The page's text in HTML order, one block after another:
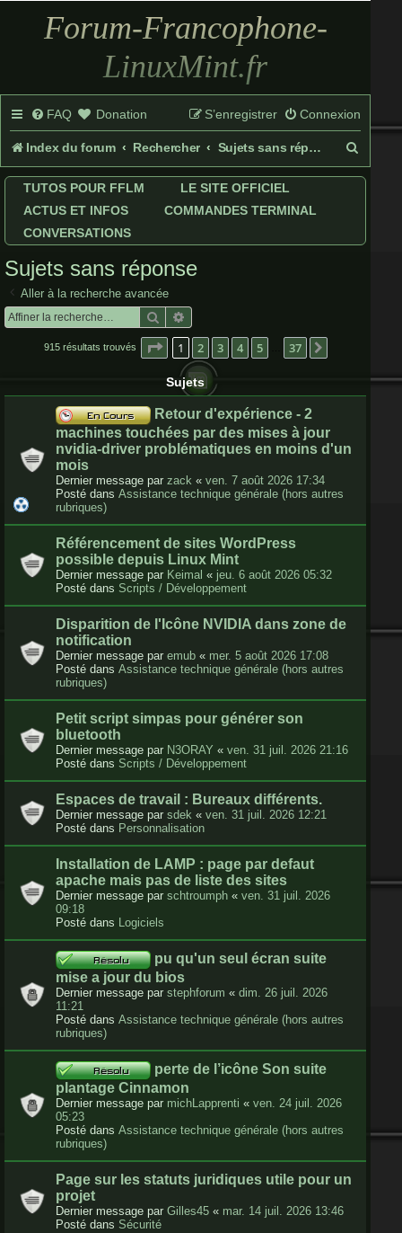
Forum-Francophone-
LinuxMint.fr
FAQ Donation Connexion
S’enregistrer
Index du forum Rechercher Sujets sans réponse
e
r
TUTOS POUR FFLM
LE SITE OFFICIEL
ACTUS ET INFOS
COMMANDES TERMINAL
CONVERSATIONS
Sujets sans réponse
Aller à la recherche avancée
Rechercher
915 résultats trouvés Page 1sur37
1 2 3 4 5 37
Sujets
Retour d'expérience - 2
machines touchées par des mises à jour
nvidia-driver problématiques en moins d'un
mois
Dernier message par zack « ven. 7 août 2026 17:34
Posté dans Assistance technique générale (hors autres
rubriques)
Référencement de sites WordPress
possible depuis Linux Mint
Dernier message par Keimal « jeu. 6 août 2026 05:32
Posté dans Scripts / Développement
Disparition de l'Icône NVIDIA dans zone de
notification
Dernier message par emub « mer. 5 août 2026 17:08
Posté dans Assistance technique générale (hors autres
rubriques)
Petit script simpas pour générer son
bluetooth
Dernier message par N3ORAY « ven. 31 juil. 2026 21:16
Posté dans Scripts / Développement
Espaces de travail : Bureaux différents.
Dernier message par sdek « ven. 31 juil. 2026 12:21
Posté dans Personnalisation
Installation de LAMP : page par defaut
apache mais pas de liste des sites
Dernier message par schtroumph « ven. 31 juil. 2026
09:18
Posté dans Logiciels
pu qu'un seul écran suite
mise a jour du bios
Dernier message par stephforum « dim. 26 juil. 2026
11:21
Posté dans Assistance technique générale (hors autres
rubriques)
perte de l’icône Son suite
plantage Cinnamon
Dernier message par michLapprenti « ven. 24 juil. 2026
05:23
Posté dans Assistance technique générale (hors autres
rubriques)
Page sur les statuts juridiques utile pour un
projet
Dernier message par Gilles45 « mar. 14 juil. 2026 13:46
Posté dans Sécurité